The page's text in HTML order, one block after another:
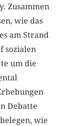
Zusammen
wie das
am Strand
sozialen
um die
Debatte
wie